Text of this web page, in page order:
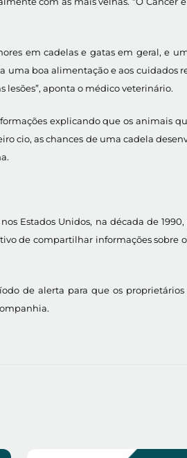
em cadelas e gatas em geral, e
uma boa alimentação e aos cuidados
lesões”, aponta o médico veterinário.
explicando que os animais
cio, as chances de uma cadela
Estados Unidos, na década de
de compartilhar informações
de alerta para que os